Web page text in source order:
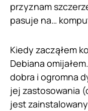
przyznam
pasuje na…
Kiedy zacząłem
Debiana
dobra i ogromna
jej zastosowania
jest